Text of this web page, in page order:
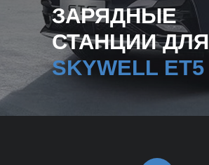
ЗАРЯДНЫЕ
СТАНЦИИ ДЛЯ
SKYWELL ET5